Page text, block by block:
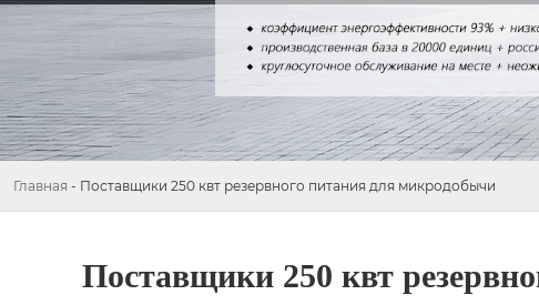
Главная - Поставщики 250 квт резервного питания для микродобычи
Поставщики 250 квт